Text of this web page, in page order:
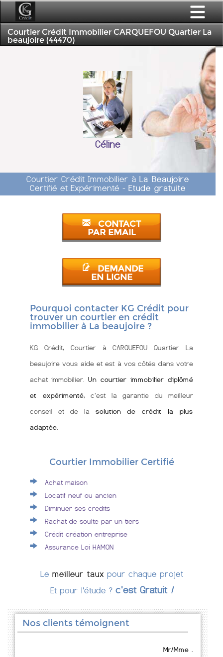
Courtier Crédit Immobilier CARQUEFOU Quartier La
beaujoire (44470)
Céline
Courtier Crédit Immobilier à La Beaujoire
Certifié et Expérimenté - Etude gratuite
CONTACT
PAR EMAIL
DEMANDE
EN LIGNE
Pourquoi contacter KG Crédit pour
trouver un courtier en crédit
immobilier à La beaujoire ?
KG Crédit, Courtier à CARQUEFOU Quartier La
beaujoire vous aide et est à vos côtés dans votre
achat immobilier. Un courtier immobilier diplômé
et expérimenté, c'est la garantie du meilleur
conseil et de la solution de crédit la plus
adaptée
Courtier Immobilier Certifié
Achat maison
Locatif neuf ou ancien
Diminuer ses credits
Rachat de soulte par un tiers
Crédit création entreprise
Assurance Loi HAMON
Le meilleur taux pour chaque projet
Et pour l'étude ? c'est Gratuit !
Nos clients témoignent
Mr/Mme .